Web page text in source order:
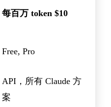
每百万 token $10
Free, Pro
API，所有 Claude 方
案